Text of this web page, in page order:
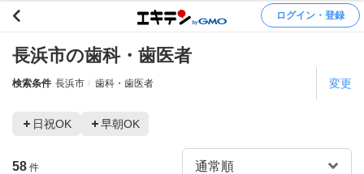
ログイン・登録
長浜市の歯科・歯医者
検索条件 長浜市 歯科・歯医者 変更
日祝OK 早朝OK
58 件